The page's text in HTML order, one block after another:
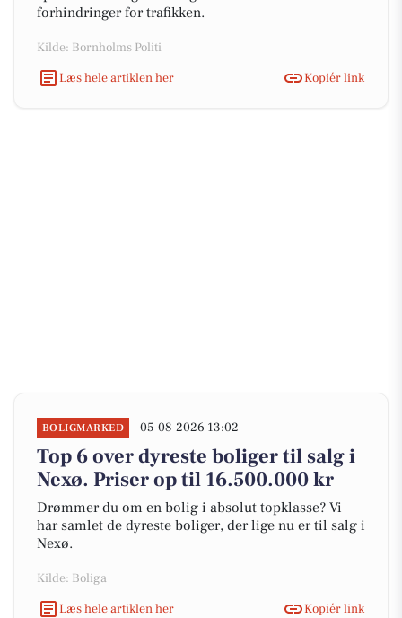
forhindringer for trafikken.
Kilde: Bornholms Politi
Læs hele artiklen her
Kopiér link
BOLIGMARKED 05-08-2026 13:02
Top 6 over dyreste boliger til salg i
Nexø. Priser op til 16.500.000 kr
Drømmer du om en bolig i absolut topklasse? Vi
har samlet de dyreste boliger, der lige nu er til salg i
Nexø.
Kilde: Boliga
Læs hele artiklen her
Kopiér link